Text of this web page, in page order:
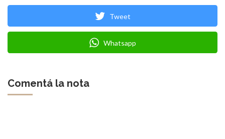
Tweet
Whatsapp
Comentá la nota